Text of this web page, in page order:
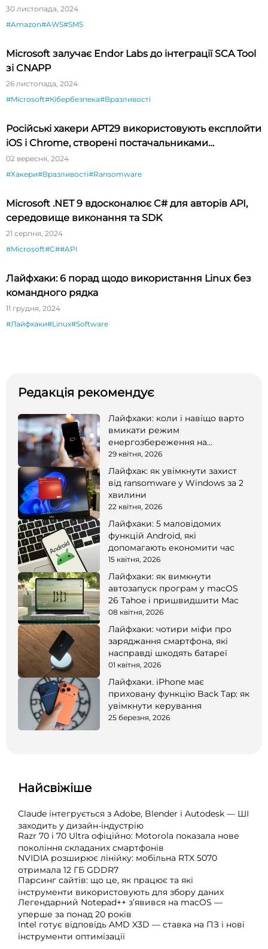
30 листопада, 2024
#Amazon#AWS#SMS
Microsoft залучає Endor Labs до інтеграції SCA Tool
зі CNAPP
26 листопада, 2024
#Microsoft#Кібербезпека#Вразливості
Російські хакери APT29 використовують експлойти
iOS і Chrome, створені постачальниками
шпигунського ПЗ
02 вересня, 2024
#Хакери#Вразливості#Ransomware
Microsoft .NET 9 вдосконалює C# для авторів API,
середовище виконання та SDK
21 серпня, 2024
#Microsoft#C##API
Лайфхаки: 6 порад щодо використання Linux без
командного рядка
11 грудня, 2024
#Лайфхаки#Linux#Software
Редакція рекомендує
Лайфхаки: коли і навіщо варто
вмикати режим
енергозбереження на
смартфоні
29 квітня, 2026
Лайфхак: як увімкнути захист
від ransomware у Windows за 2
хвилини
22 квітня, 2026
Лайфхаки: 5 маловідомих
функцій Android, які
допомагають економити час
15 квітня, 2026
Лайфхаки: як вимкнути
автозапуск програм у macOS
26 Tahoe і пришвидшити Mac
08 квітня, 2026
Лайфхаки: чотири міфи про
заряджання смартфона, які
насправді шкодять батареї
01 квітня, 2026
Лайфхаки. iPhone має
приховану функцію Back Tap: як
увімкнути керування
25 березня, 2026
Найсвіжіше
Claude інтегрується з Adobe, Blender і Autodesk — ШІ
заходить у дизайн-індустрію
Razr 70 і 70 Ultra офіційно: Motorola показала нове
покоління складаних смартфонів
NVIDIA розширює лінійку: мобільна RTX 5070
отримала 12 ГБ GDDR7
Парсинг сайтів: що це, як працює та які
інструменти використовують для збору даних
Легендарний Notepad++ з’явився на macOS —
уперше за понад 20 років
Intel готує відповідь AMD X3D — ставка на ПЗ і нові
інструменти оптимізації